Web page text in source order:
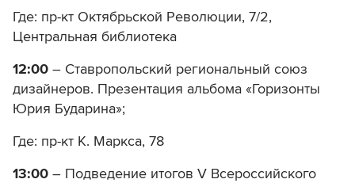
Где: пр-кт Октябрьской Революции, 7/2,
Центральная библиотека
12:00 – Ставропольский региональный союз
дизайнеров. Презентация альбома «Горизонты
Юрия Бударина»;
Где: пр-кт К. Маркса, 78
13:00 – Подведение итогов V Всероссийского